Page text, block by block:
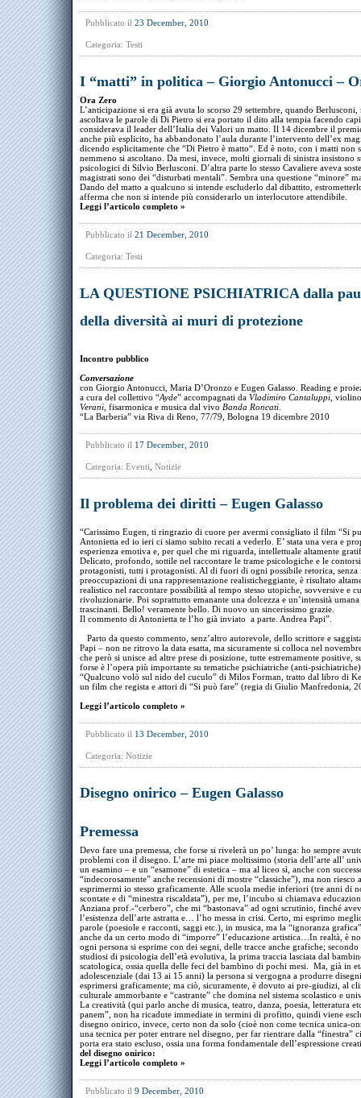
Pubblicato il 23 December, 2010
Categoria: Testi
I “matti” in politica – Giorgio Antonucci –
Ora Zero
L’anticipazione si era già avuta lo scorso 29 settembre, quando Berlusconi,
ascoltava le parole di Di Pietro si era portato il dito alla tempia facendo
considerava il leader dell’Italia dei Valori un matto. Il 14 dicembre il
anche più esplicito, ha abbandonato l’aula durante l’intervento dell’ex
dicendo esplicitamente che “Di Pietro è matto“. Ed è noto, con i matti non
nemmeno si ascoltano. Da mesi, invece, molti giornali di sinistra insistono
psicologici di Silvio Berlusconi. D’altra parte lo stesso Cavaliere aveva
magistrati sono dei “disturbati mentali”. Sembra una questione “minore”
Dando del matto a qualcuno si intende escluderlo dal dibattito,
afferma che non si intende più considerarlo un interlocutore attendibile.
Leggi l’articolo completo »
Pubblicato il 21 December, 2010
Categoria: Testi
LA QUESTIONE PSICHIATRICA dalla
della diversità ai muri di protezione
Incontro pubblico
Conversazione
con Giorgio Antonucci, Maria D’Oronzo e Eugen Galasso. Reading e
a cura del collettivo “Ayde” accompagnati da Vladimiro Cantaluppi ,
Verani , fisarmonica e musica dal vivo Banda Roncati
“La Barberia” via Riva di Reno, 77/79, Bologna 19 dicembre 2010
Pubblicato il 17 December, 2010
Categoria: Eventi Notizie
Il problema dei diritti – Eugen Galasso
“Carissimo Eugen, ti ringrazio di cuore per avermi consigliato il film “Si
Antonietta ed io ieri ci siamo subito recati a vederlo. E’ stata una vera e
esperienza emotiva e, per quel che mi riguarda, intellettuale altamente
Delicato, profondo, sottile nel raccontare le trame psicologiche e le
protagonisti, tutti i protagonisti. Al di fuori di ogni possibile retorica, senza
preoccupazioni di una rappresentazione realisticheggiante, è risultato
realistico nel raccontare possibilità al tempo stesso utopiche, sovversive e
rivoluzionarie. Poi soprattutto emanante una dolcezza e un’intensità
trascinanti. Bello! veramente bello. Di nuovo un sincerissimo grazie.
Il commento di Antonietta te l’ho già inviato a parte. Andrea Papi”.
Parto da questo commento, senz’altro autorevole, dello scrittore e
Papi – non ne ritrovo la data esatta, ma sicuramente si colloca nel
che però si unisce ad altre prese di posizione, tutte estremamente positive,
forse è l’opera più importante su tematiche psichiatriche (anti-
“Qualcuno volò sul nido del cuculo” di Milos Forman, tratto dal libro di
un film che regista e attori di “Si può fare” (regia di Giulio Manfredonia,
Leggi l’articolo completo »
Pubblicato il 13 December, 2010
Categoria: Notizie
Disegno onirico – Eugen Galasso
Premessa
Devo fare una premessa, che forse si rivelerà un po’ lunga: ho sempre
problemi con il disegno. L’arte mi piace moltissimo (storia dell’arte all’
un esamino – e un “esamone” di estetica – ma al liceo sì, anche con
“indecorosamente” anche recensioni di mostre “classiche”), ma non riesco
esprimermi io stesso graficamente. Alle scuola medie inferiori (tre anni di
scontate e di “minestra riscaldata”), per me, l’incubo si chiamava
Anziana prof.-“cerbero”, che mi “bastonava” ad ogni scrutinio, finché
l’esistenza dell’arte astratta e… l’ho messa in crisi. Certo, mi esprimo
parole (poesiole e racconti, saggi etc.), in musica, ma la “ignoranza
anche da un certo modo di “imporre” l’educazione artistica…In realtà, è
ogni persona si esprime con dei segni, delle tracce anche grafiche; secondo
studiosi di psicologia dell’età evolutiva, la prima traccia lasciata dal
scatologica, ossia quella delle feci del bambino di pochi mesi. Ma, già in
adolescenziale (dai 13 ai 15 anni) la persona si vergogna a produrre
esprimersi graficamente; ma ciò, sicuramente, è dovuto ai pre-giudizi, al
culturale ammorbante e “castrante” che domina nel sistema scolastico e
La creatività (qui parlo anche di musica, teatro, danza, poesia, letteratura
panem”, non ha ricadute immediate in termini di profitto, quindi viene
disegno onirico, invece, certo non da solo (cioè non come tecnica unica-
una tecnica per poter entrare nel disegno, per far rientrare dalla “finestra”
porta era stato escluso, ossia una forma fondamentale dell’espressione
del disegno onirico:
Leggi l’articolo completo »
Pubblicato il 9 December, 2010